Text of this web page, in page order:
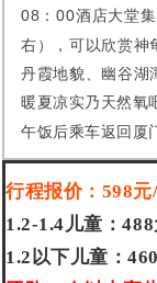
08：00酒店大堂
右）
，可以欣赏神
丹霞地貌、幽谷湖
暖夏凉实乃天然氧
午饭后乘车返回厦
行程报价：598元
1.2-1.4儿童：488
1.2以下儿童：